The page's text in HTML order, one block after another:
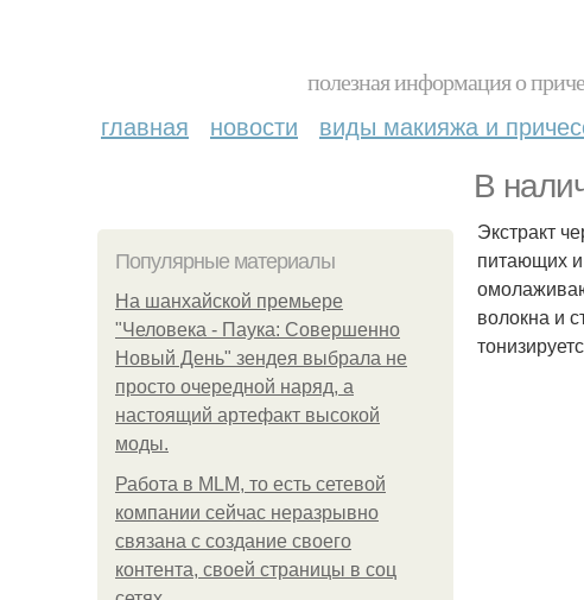
полезная информация о
главная новости виды макияжа и
В
Популярные материалы
На шанхайской премьере
"Человека - Паука: Совершенно
Новый День" зендея выбрала не
просто очередной наряд, а
настоящий артефакт высокой
моды.
Работа в MLM, то есть сетевой
компании сейчас неразрывно
связана с создание своего
контента, своей страницы в соц
Экстракт
питающих
волокна и